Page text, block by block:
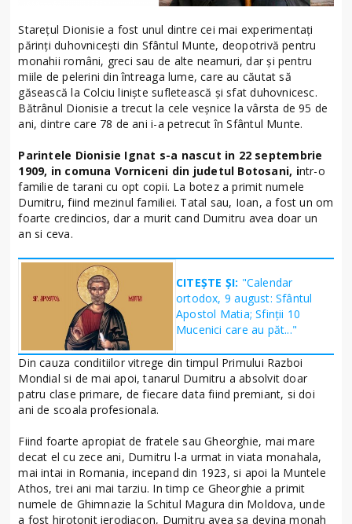
Stareţul Dionisie a fost unul dintre cei mai experimentaţi
părinţi duhovniceşti din Sfântul Munte, deopotrivă pentru
monahii români, greci sau de alte neamuri, dar şi pentru
miile de pelerini din întreaga lume, care au căutat să
găsească la Colciu linişte sufletească şi sfat duhovnicesc.
Bătrânul Dionisie a trecut la cele veşnice la vârsta de 95 de
ani, dintre care 78 de ani i-a petrecut în Sfântul Munte.
Parintele Dionisie Ignat s-a nascut in 22 septembrie
1909, in comuna Vorniceni din judetul Botosani, intr-o
familie de tarani cu opt copii. La botez a primit numele
Dumitru, fiind mezinul familiei. Tatal sau, Ioan, a fost un om
foarte credincios, dar a murit cand Dumitru avea doar un
an si ceva.
CITEȘTE ȘI: "Calendar
ortodox, 9 august: Sfântul
Apostol Matia; Sfinţii 10
Mucenici care au păt..."
Din cauza conditiilor vitrege din timpul Primului Razboi
Mondial si de mai apoi, tanarul Dumitru a absolvit doar
patru clase primare, de fiecare data fiind premiant, si doi
ani de scoala profesionala.
Fiind foarte apropiat de fratele sau Gheorghie, mai mare
decat el cu zece ani, Dumitru l-a urmat in viata monahala,
mai intai in Romania, incepand din 1923, si apoi la Muntele
Athos, trei ani mai tarziu. In timp ce Gheorghie a primit
numele de Ghimnazie la Schitul Magura din Moldova, unde
a fost hirotonit ierodiacon, Dumitru avea sa devina monah